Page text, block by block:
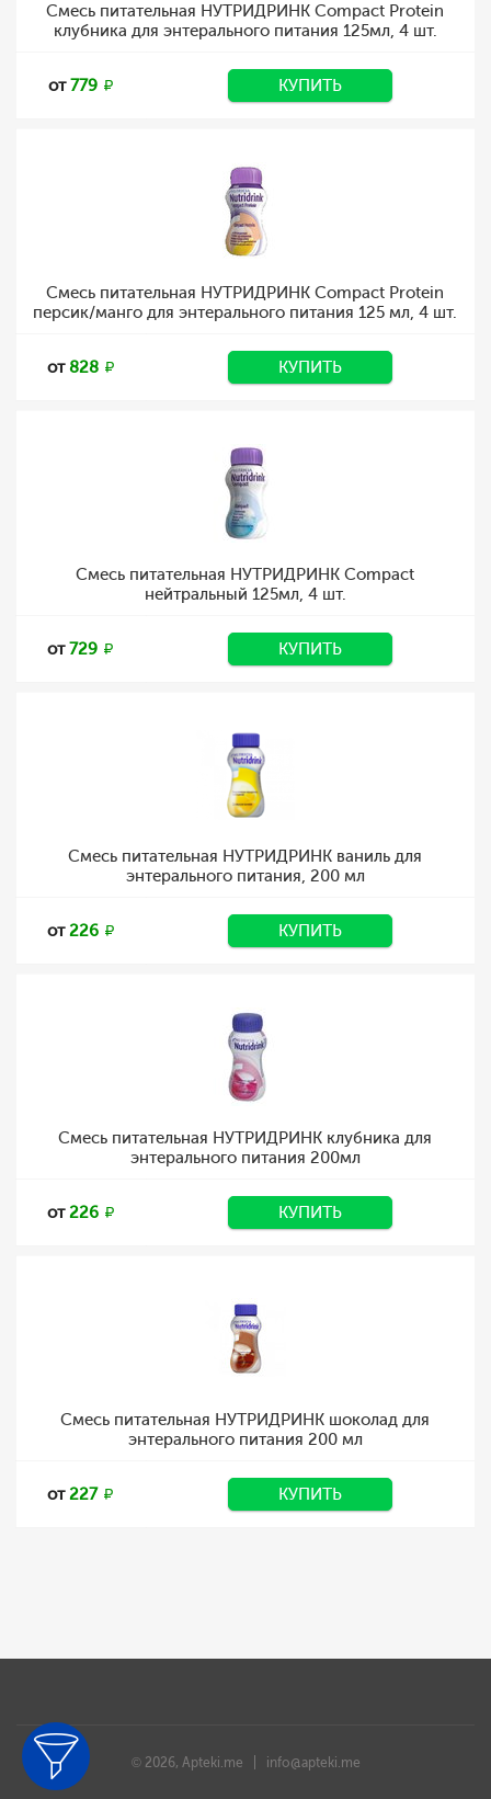
Смесь питательная НУТРИДРИНК Compact Protein
клубника для энтерального питания 125мл, 4 шт.
от779 КУПИТЬ
Смесь питательная НУТРИДРИНК Compact Protein
персик/манго для энтерального питания 125 мл, 4 шт.
от828 КУПИТЬ
Смесь питательная НУТРИДРИНК Compact
нейтральный 125мл, 4 шт.
от729 КУПИТЬ
Смесь питательная НУТРИДРИНК ваниль для
энтерального питания, 200 мл
от226 КУПИТЬ
Смесь питательная НУТРИДРИНК клубника для
энтерального питания 200мл
от226 КУПИТЬ
Смесь питательная НУТРИДРИНК шоколад для
энтерального питания 200 мл
от227 КУПИТЬ
© 2026, Apteki.me | info@apteki.me